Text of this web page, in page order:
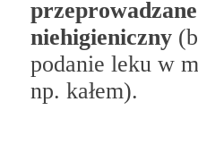
niehigieniczny
podanie leku w
np. kałem).